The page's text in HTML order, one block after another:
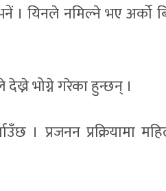
। यिनले नमिल्ने भए अर्को
भोग्ने गरेका हुन्छन् ।
। प्रजनन प्रक्रियामा